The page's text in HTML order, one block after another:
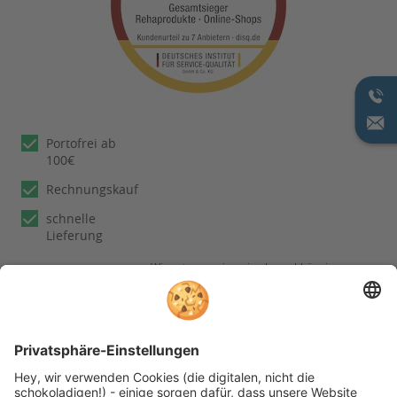
Portofrei ab
100€
Rechnungskauf
schnelle
Lieferung
Wir nutzen reviews.io als unabhängigen
Dienstleister für die Einholung von
Bewertungen. Erfahren Sie mehr unter
unserenInformationen zu
Kundenbewertungen
Folgen Sie rehashop auch auf folgenden Kanälen